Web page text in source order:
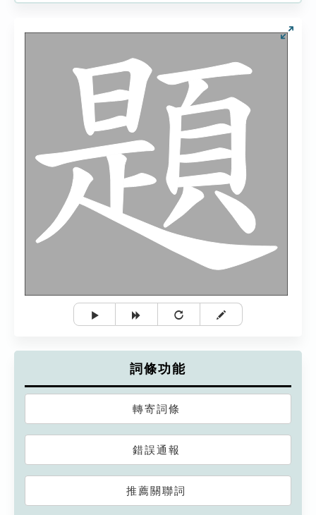
詞條功能
轉寄詞條
錯誤通報
推薦關聯詞